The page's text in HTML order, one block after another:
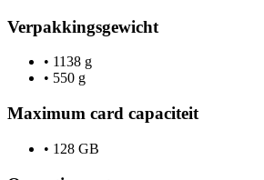
Verpakkingsgewicht
• 1138 g
• 550 g
Maximum card capaciteit
• 128 GB